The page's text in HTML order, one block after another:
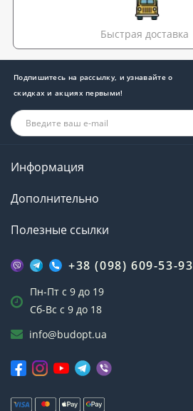
Быстрая доставка
Подпишитесь на рассылку, и узнавайте о
скидках и акциях первыми!
Информация
Дополнительно
Полезные ссылки
+38 (098) 609-53-93
Пн-Пт с 9 до 19
Сб-Вс с 9 до 18
info@budopt.ua